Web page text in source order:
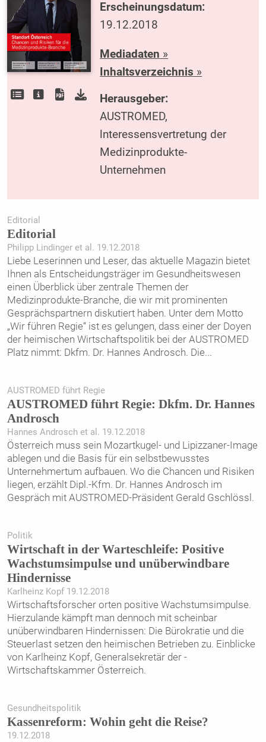
Erscheinungsdatum:
19.12.2018
Mediadaten »
Inhaltsverzeichnis »
Herausgeber:
AUSTROMED,
lnteressensvertretung der
Medizinprodukte-
Unternehmen
Editorial
Editorial
Philipp Lindinger et al. 19.12.2018
Liebe Leserinnen und Leser, das aktuelle Magazin bietet
Ihnen als Entscheidungsträger im Gesundheitswesen
einen Überblick über zentrale Themen der
Medizinprodukte-Branche, die wir mit prominenten
Gesprächspartnern diskutiert haben. Unter dem Motto
„Wir führen Regie“ ist es gelungen, dass einer der Doyen
der heimischen Wirtschaftspolitik bei der AUSTROMED
Platz nimmt: Dkfm. Dr. Hannes Androsch. Die...
AUSTROMED führt Regie
AUSTROMED führt Regie: Dkfm. Dr. Hannes
Androsch
Hannes Androsch et al. 19.12.2018
Österreich muss sein Mozartkugel- und Lipizzaner-Image
ablegen und die Basis für ein selbstbewusstes
Unternehmertum aufbauen. Wo die Chancen und Risiken
liegen, erzählt Dipl.-Kfm. Dr. Hannes Androsch im
Gespräch mit AUSTROMED-Präsident Gerald Gschlössl.
Politik
Wirtschaft in der Warteschleife: Positive
Wachstumsimpulse und unüberwindbare
Hindernisse
Karlheinz Kopf 19.12.2018
Wirtschaftsforscher orten positive Wachstumsimpulse.
Hierzulande kämpft man dennoch mit scheinbar
unüberwindbaren Hindernissen: Die Bürokratie und die
Steuerlast setzen den heimischen Betrieben zu. Einblicke
von Karlheinz Kopf, ­Generalsekretär der ­
Wirtschaftskammer Österreich.
Gesundheitspolitik
Kassenreform: Wohin geht die Reise?
19.12.2018